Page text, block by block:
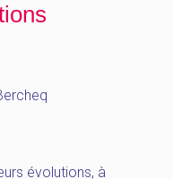
évolutions, à